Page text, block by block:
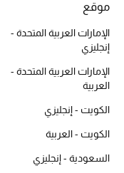
تشكيلة الأحذية
الأحذية الرجالية
أبرز المصممين
موقع
الإمارات العربية المتحدة -
إنجليزي
الإمارات العربية المتحدة -
العربية
الكويت - إنجليزي
الكويت - العربية
السعودية - إنجليزي